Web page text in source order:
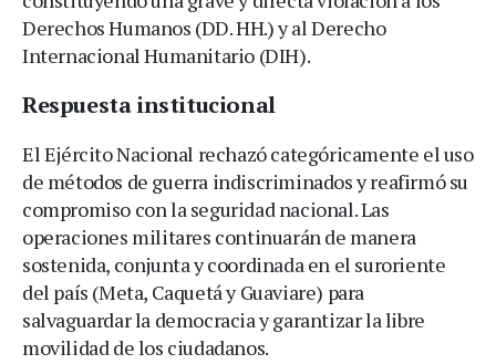
Derechos Humanos (DD. HH.) y al Derecho
Internacional Humanitario (DIH).
Respuesta institucional
El Ejército Nacional rechazó categóricamente el uso
de métodos de guerra indiscriminados y reafirmó su
compromiso con la seguridad nacional. Las
operaciones militares continuarán de manera
sostenida, conjunta y coordinada en el suroriente
del país (Meta, Caquetá y Guaviare) para
salvaguardar la democracia y garantizar la libre
movilidad de los ciudadanos.